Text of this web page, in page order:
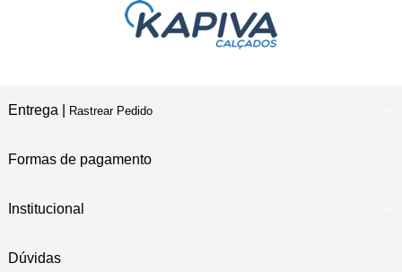
Entrega | Rastrear Pedido
Formas de pagamento
Institucional
Dúvidas